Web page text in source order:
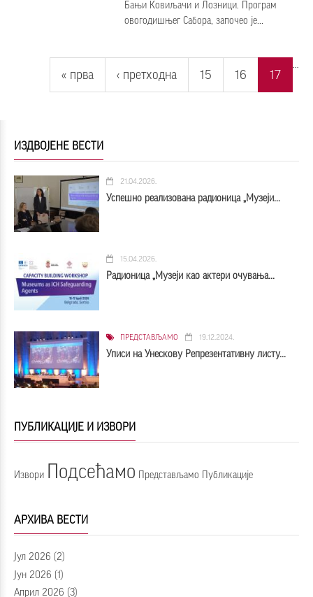
Бaњи Кoвиљaчи и Лoзници. Програм
овогодишњег Сабора, започео је...
Pages
« прва ‹ претходна 15 16 17
ИЗДВОЈЕНЕ ВЕСТИ
21.04.2026.
Успешно реализована радионица „Музеји...
15.04.2026.
Радионица „Музеји као актери очувања...
ПРЕДСТАВЉАМО 19.12.2024.
Уписи на Унескову Репрезентативну листу...
ПУБЛИКАЦИЈЕ И ИЗВОРИ
Извори Подсећамо Представљамо Публикације
АРХИВА ВЕСТИ
Јул 2026 (2)
Јун 2026 (1)
Април 2026 (3)